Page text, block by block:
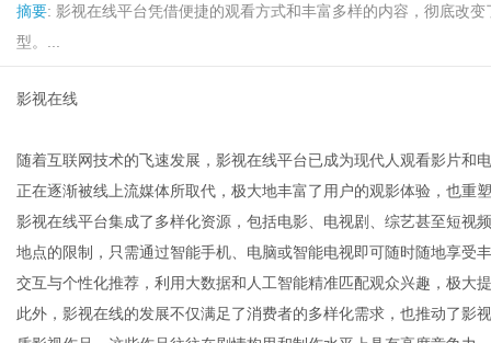
摘要: 影视在线平台凭借便捷的观看方式和丰富多样的内容，彻底改
型。...
影视在线
随着互联网技术的飞速发展，影视在线平台已成为现代人观看影片和
正在逐渐被线上流媒体所取代，极大地丰富了用户的观影体验，也重
影视在线平台集成了多样化资源，包括电影、电视剧、综艺甚至短视
地点的限制，只需通过智能手机、电脑或智能电视即可随时随地享受
交互与个性化推荐，利用大数据和人工智能精准匹配观众兴趣，极大
此外，影视在线的发展不仅满足了消费者的多样化需求，也推动了影